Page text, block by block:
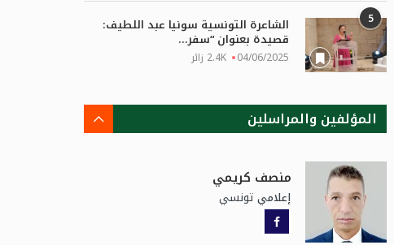
الوهّاب بن عيّاد...
05/12/2025
5 الشاعرة التونسية سونيا عبد اللطيف:
قصيدة بعنوان “سفر...
04/06/2025 2.4K زائر
المؤلفين والمراسلين
منصف كريمي
إعلامي تونسي